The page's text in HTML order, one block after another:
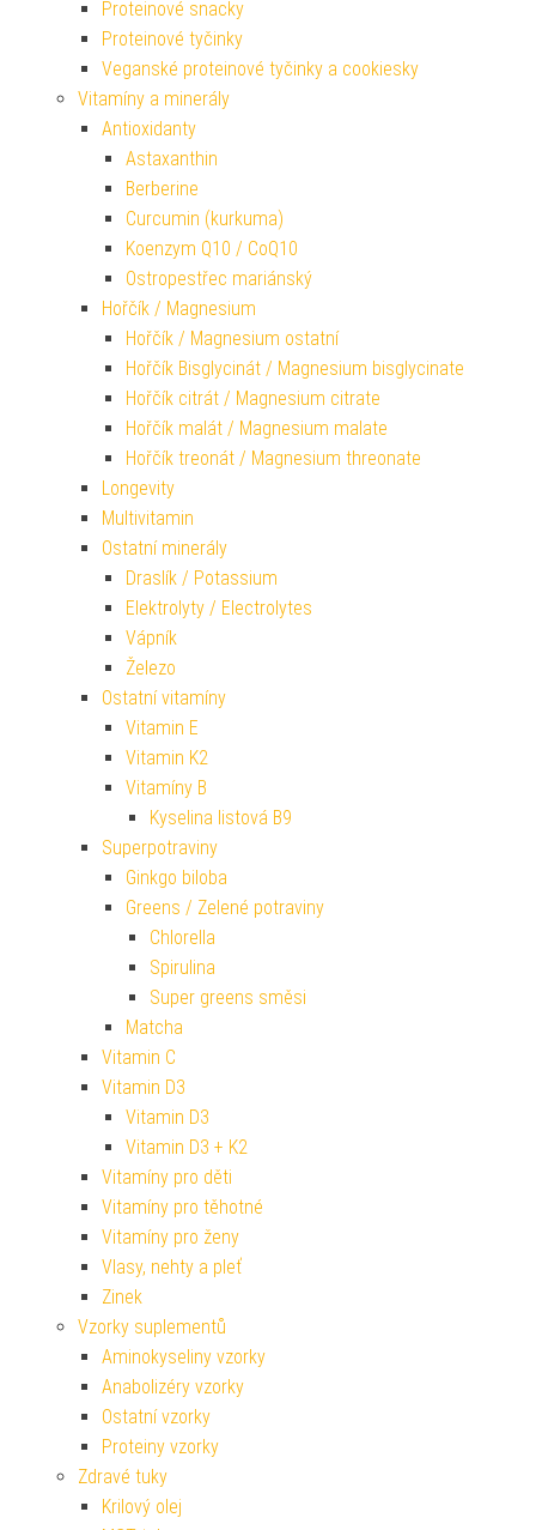
Proteinové snacky
Proteinové tyčinky
Veganské proteinové tyčinky a cookiesky
Vitamíny a minerály
Antioxidanty
Astaxanthin
Berberine
Curcumin (kurkuma)
Koenzym Q10 / CoQ10
Ostropestřec mariánský
Hořčík / Magnesium
Hořčík / Magnesium ostatní
Hořčík Bisglycinát / Magnesium bisglycinate
Hořčík citrát / Magnesium citrate
Hořčík malát / Magnesium malate
Hořčík treonát / Magnesium threonate
Longevity
Multivitamin
Ostatní minerály
Draslík / Potassium
Elektrolyty / Electrolytes
Vápník
Železo
Ostatní vitamíny
Vitamin E
Vitamin K2
Vitamíny B
Kyselina listová B9
Superpotraviny
Ginkgo biloba
Greens / Zelené potraviny
Chlorella
Spirulina
Super greens směsi
Matcha
Vitamin C
Vitamin D3
Vitamin D3
Vitamin D3 + K2
Vitamíny pro děti
Vitamíny pro těhotné
Vitamíny pro ženy
Vlasy, nehty a pleť
Zinek
Vzorky suplementů
Aminokyseliny vzorky
Anabolizéry vzorky
Ostatní vzorky
Proteiny vzorky
Zdravé tuky
Krilový olej